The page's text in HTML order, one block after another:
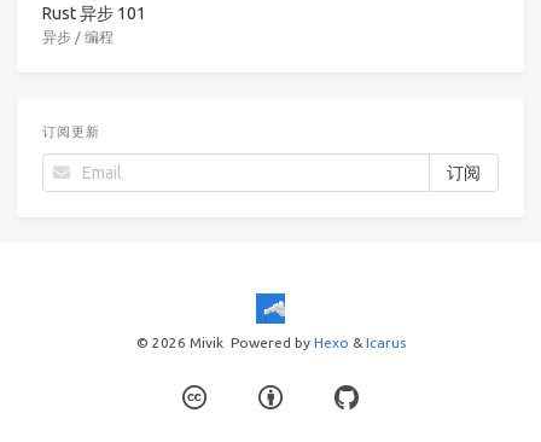
Rust 异步 101
异步 / 编程
订阅更新
© 2026 MivikPowered by Hexo & Icarus